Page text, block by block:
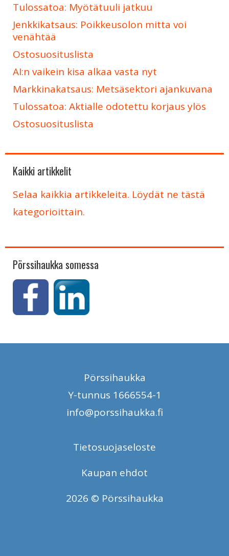
Tulossatoa: Myötätuuli jatkuu
Jenkkikatsaus: Poikkeusolon mitta voi
venähtää
Ostosuosituslista
AI:n vaikein kisa alkaa vasta nyt
Markkinakatsaus: Metsäsektori ajankuvana
Tulossatoa: Aktialle odotettu korjaus ylös
Ostosuosituslista
Kaikki artikkelit
Selaa kaikkia artikkeleita. Löydät ne tästä
kategorioittain.
Pörssihaukka somessa
Pörssihaukka
Y-tunnus 1666554-1
info@porssihaukka.fi
Tietosuojaseloste
Kaupan ehdot
2026 © Pörssihaukka